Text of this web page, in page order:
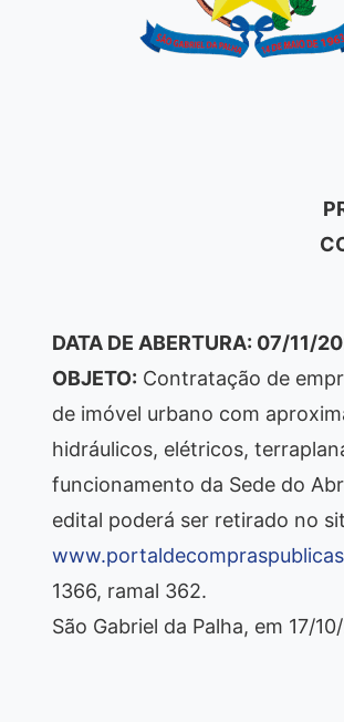
DATA DE ABERTURA: 07/11/
OBJETO: Contratação de
de imóvel urbano com
hidráulicos, elétricos,
funcionamento da Sede do
edital poderá ser retirado no
1366, ramal 362.
São Gabriel da Palha, em 17/